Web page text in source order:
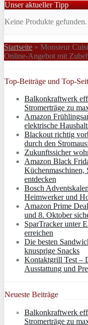
Unser aktueller Tipp
Keine Produkte gefunden.
Startseite » Monsieur
Online-Angebot mit
Top-Beiträge und Top-
Balkonkraftwerk
Stromerträge zu
Amazon
elektrische
Blackout richtig
durch den
Zukunftssicher
Amazon Black
Küchenmaschinen,
entdecken
Bosch
Heimwerker und
Amazon Prime
und 8. Oktober
SparTracker unter
erreichen
Die besten
knusprige Snacks
Kontaktgrill Test –
Ausstattung und
Neueste Beiträge
Balkonkraftwerk
Stromerträge zu